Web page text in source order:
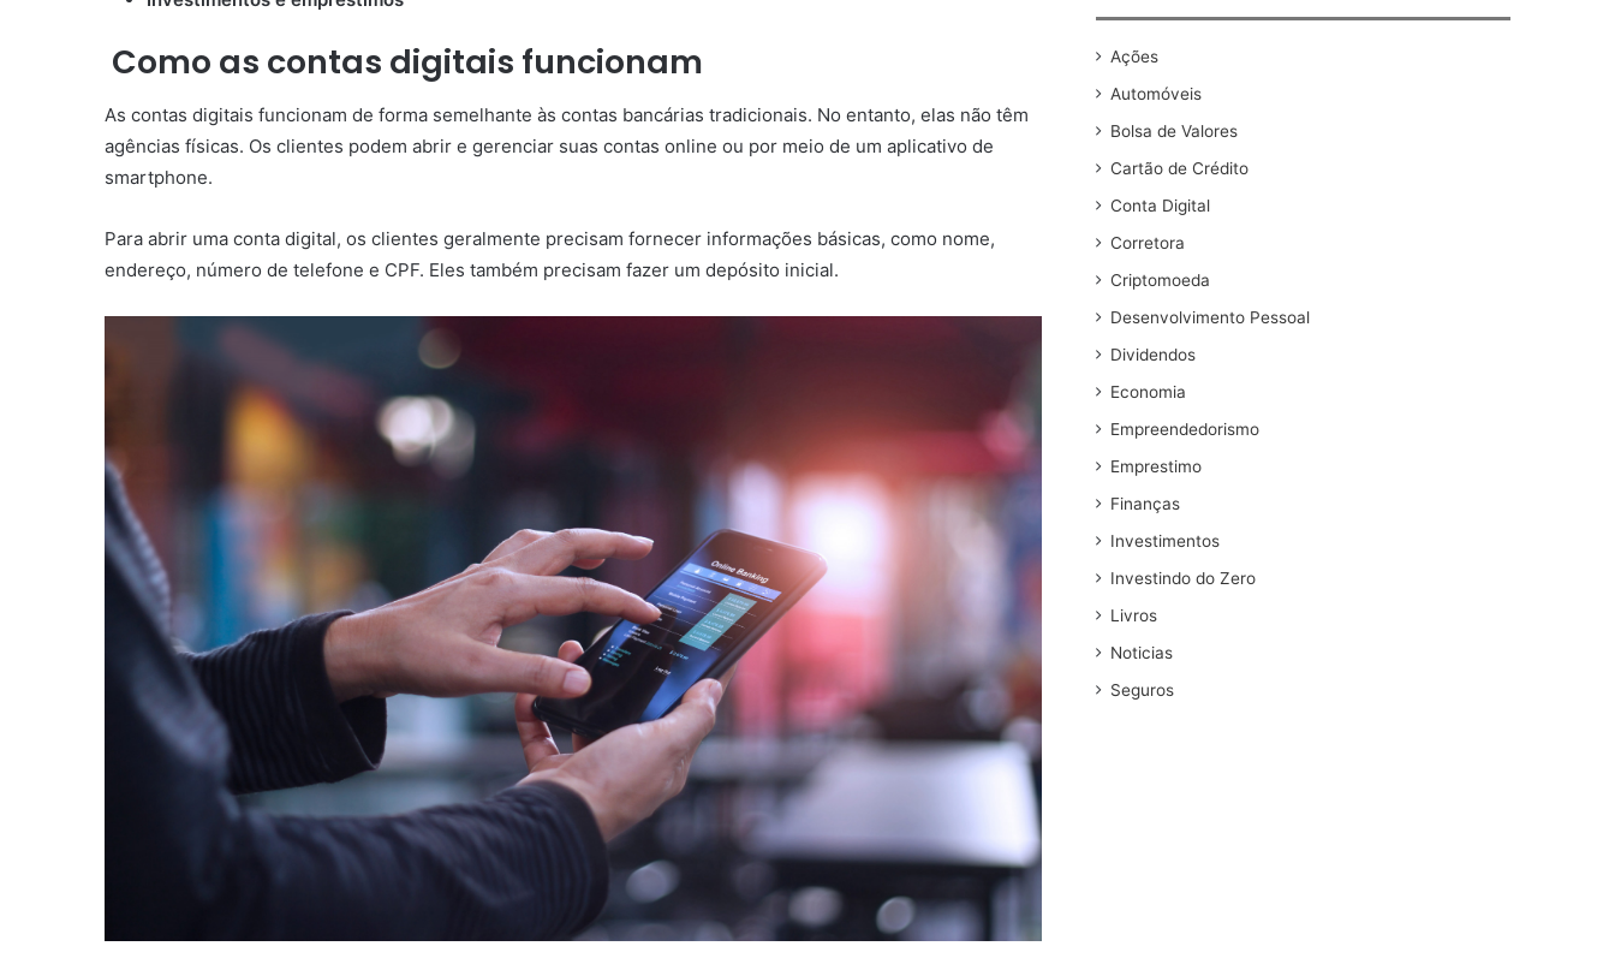
Como as contas digitais funcionam
As contas digitais funcionam de forma semelhante às contas bancárias tradicionais. No entanto, elas não têm
agências físicas. Os clientes podem abrir e gerenciar suas contas online ou por meio de um aplicativo de
smartphone.
Para abrir uma conta digital, os clientes geralmente precisam fornecer informações básicas, como nome,
endereço, número de telefone e CPF. Eles também precisam fazer um depósito inicial.
Ações
Automóveis
Bolsa de Valores
Cartão de Crédito
Conta Digital
Corretora
Criptomoeda
Desenvolvimento Pessoal
Dividendos
Economia
Empreendedorismo
Emprestimo
Finanças
Investimentos
Investindo do Zero
Livros
Noticias
Seguros